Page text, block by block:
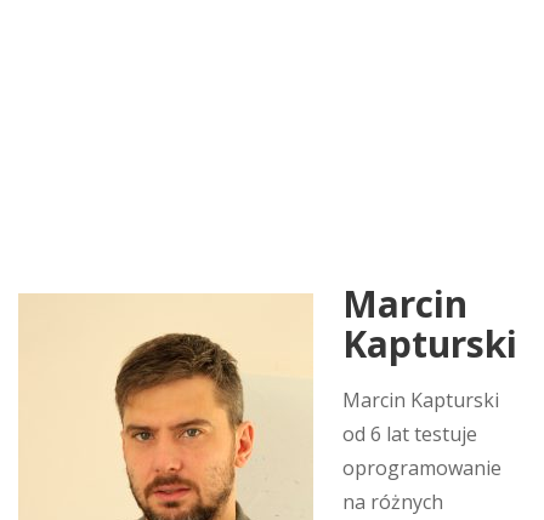
Marcin
Kapturski
Marcin Kapturski
od 6 lat testuje
oprogramowanie
na różnych